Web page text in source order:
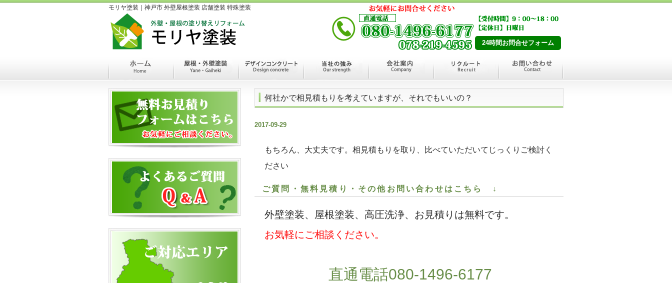
モリヤ塗装｜神戸市 外壁屋根塗装 店舗塗装 特殊塗装
24時間お問合せフォーム
何社かで相見積もりを考えていますが、それでもいいの？
2017-09-29
もちろん、大丈夫です。相見積もりを取り、比べていただいてじっくりご検討く
ださい
ご質問・無料見積り・その他お問い合わせはこちら ↓
外壁塗装、屋根塗装、高圧洗浄、お見積りは無料です。
お気軽にご相談ください。
直通電話080-1496-6177